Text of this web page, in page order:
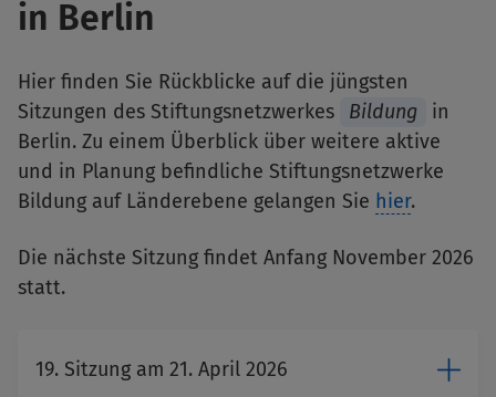
in Berlin
Hier finden Sie Rückblicke auf die jüngsten
Sitzungen des Stiftungsnetzwerkes
Bildung
in
Berlin. Zu einem Überblick über weitere aktive
und in Planung befindliche Stiftungsnetzwerke
Bildung auf Länderebene gelangen Sie hier.
Die nächste Sitzung findet Anfang November 2026
statt.
19. Sitzung am 21. April 2026